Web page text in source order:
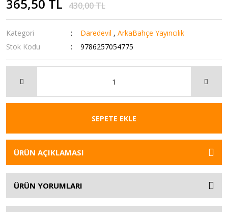
365,50 TL 430,00 TL
Kategori Daredevil ,ArkaBahçe Yayıncılık
Stok Kodu
9786257054775
SEPETE EKLE
ÜRÜN AÇIKLAMASI
ÜRÜN YORUMLARI